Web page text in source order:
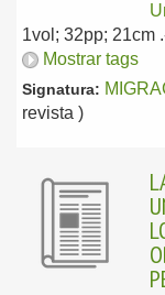
1vol; 32pp; 21cm
Mostrar tags
Signatura:
revista )